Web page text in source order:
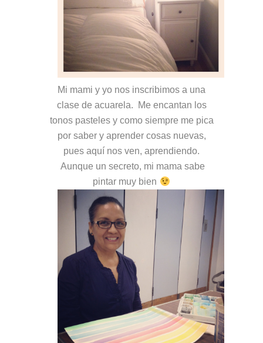
Mi mami y yo nos inscribimos a una
clase de acuarela. Me encantan los
tonos pasteles y como siempre me pica
por saber y aprender cosas nuevas,
pues aquí nos ven, aprendiendo.
Aunque un secreto, mi mama sabe
pintar muy bien